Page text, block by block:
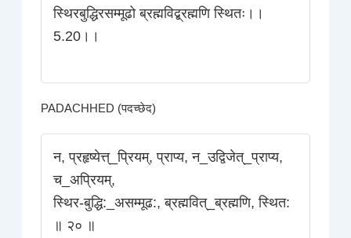
स्थिरबुद्धिरसम्मूढो ब्रह्मविद्ब्रह्मणि स्थितः।।
5.20।।
PADACHHED (पदच्छेद)
न, प्रहृष्येत्त्_प्रियम्‌, प्राप्य, न_उद्विजेत्_प्राप्य,
च_अप्रियम्‌,
स्थिर-बुद्धि:_असम्मूढ:, ब्रह्मवित्_ब्रह्मणि, स्थित:
॥ २० ॥